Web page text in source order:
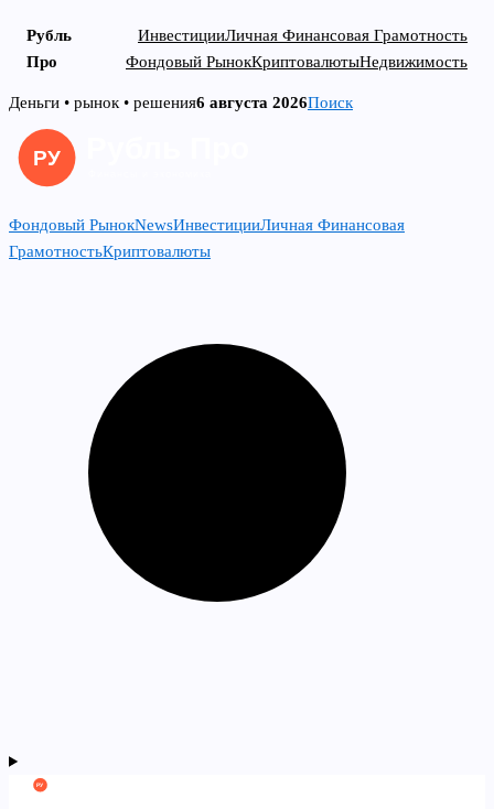
Рубль
Про
ИнвестицииЛичная Финансовая Грамотность
Фондовый РынокКриптовалютыНедвижимость
Skip
content
Деньги • рынок • решения6 августа 2026Поиск
Фондовый РынокNewsИнвестицииЛичная Финансовая
ГрамотностьКриптовалюты